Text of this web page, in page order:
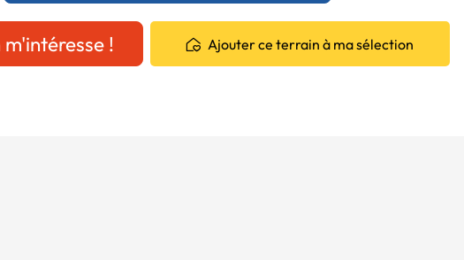
! Ajouter ce terrain à ma sélection